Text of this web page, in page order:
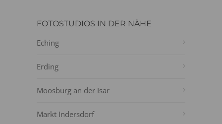
FOTOSTUDIOS IN DER NÄHE
Eching
Erding
Moosburg an der Isar
Markt Indersdorf